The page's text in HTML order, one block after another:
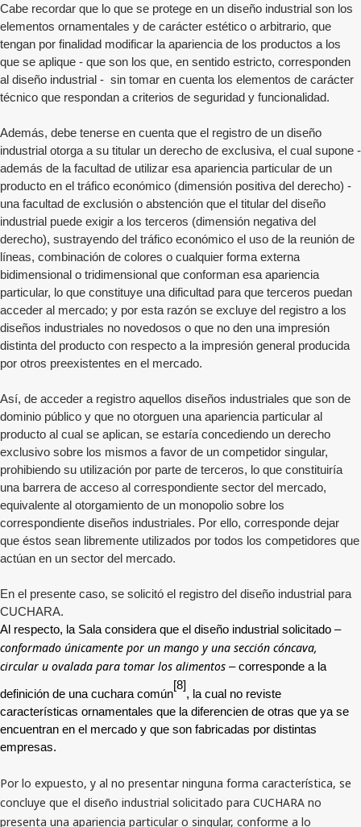
Cabe recordar que lo que se protege en un diseño industrial son los
elementos ornamentales y de carácter estético o arbitrario, que
tengan por finalidad modificar la apariencia de los productos a los
que se aplique - que son los que, en sentido estricto, corresponden
al diseño industrial - sin tomar en cuenta los elementos de carácter
técnico que respondan a criterios de seguridad y funcionalidad.
Además, debe tenerse en cuenta que el registro de un diseño
industrial otorga a su titular un derecho de exclusiva, el cual supone -
además de la facultad de utilizar esa apariencia particular de un
producto en el tráfico económico (dimensión positiva del derecho) -
una facultad de exclusión o abstención que el titular del diseño
industrial puede exigir a los terceros (dimensión negativa del
derecho), sustrayendo del tráfico económico el uso de la reunión de
líneas, combinación de colores o cualquier forma externa
bidimensional o tridimensional que conforman esa apariencia
particular, lo que constituye una dificultad para que terceros puedan
acceder al mercado; y por esta razón se excluye del registro a los
diseños industriales no novedosos o que no den una impresión
distinta del producto con respecto a la impresión general producida
por otros preexistentes en el mercado.
Así, de acceder a registro aquellos diseños industriales que son de
dominio público y que no otorguen una apariencia particular al
producto al cual se aplican, se estaría concediendo un derecho
exclusivo sobre los mismos a favor de un competidor singular,
prohibiendo su utilización por parte de terceros, lo que constituiría
una barrera de acceso al correspondiente sector del mercado,
equivalente al otorgamiento de un monopolio sobre los
correspondiente diseños industriales. Por ello, corresponde dejar
que éstos sean libremente utilizados por todos los competidores que
actúan en un sector del mercado.
En el presente caso, se solicitó el registro del diseño industrial para
CUCHARA.
Al respecto, la Sala considera que el diseño industrial solicitado –
conformado únicamente por un mango y una sección cóncava,
circular u ovalada para tomar los alimentos – corresponde a la
definición de una cuchara común
[8]
, la cual no reviste
características ornamentales que la diferencien de otras que ya se
encuentran en el mercado y que son fabricadas por distintas
empresas.
Por lo expuesto, y al no presentar ninguna forma característica, se
concluye que el diseño industrial solicitado para CUCHARA no
presenta una apariencia particular o singular, conforme a lo